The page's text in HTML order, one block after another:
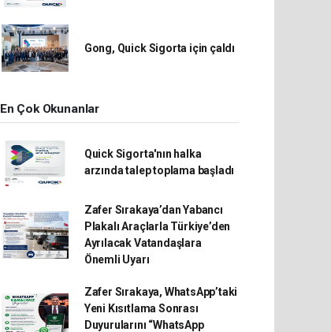
Gong, Quick Sigorta için çaldı
En Çok Okunanlar
Quick Sigorta'nın halka
arzında talep toplama başladı
Zafer Sırakaya’dan Yabancı
Plakalı Araçlarla Türkiye’den
Ayrılacak Vatandaşlara
Önemli Uyarı
Zafer Sırakaya, WhatsApp’taki
Yeni Kısıtlama Sonrası
Duyurularını “WhatsApp